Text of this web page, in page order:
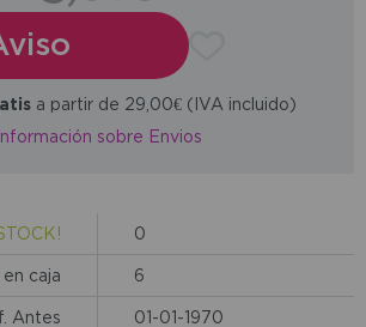
a partir de 29,00€ (IVA incluido)
Información sobre Envios
0
caja 6
Antes 01-01-1970